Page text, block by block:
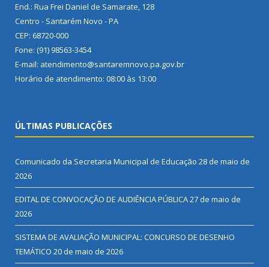
End.: Rua Frei Daniel de Samarate, 128
Centro - Santarém Novo - PA
CEP: 68720-000
Fone: (91) 98563-3454
E-mail: atendimento@santaremnovo.pa.gov.br
Horário de atendimento: 08:00 às 13:00
ÚLTIMAS PUBLICAÇÕES
Comunicado da Secretaria Municipal de Educação 28 de maio de
2026
EDITAL DE CONVOCAÇÃO DE AUDIÊNCIA PÚBLICA27 de maio de
2026
SISTEMA DE AVALIAÇÃO MUNICIPAL: CONCURSO DE DESENHO
TEMÁTICO 20 de maio de 2026